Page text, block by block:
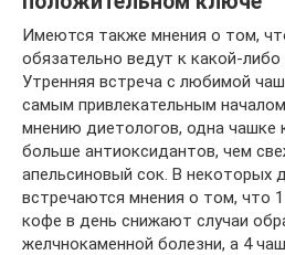
Имеются также мнения о том,
обязательно ведут к какой-либо
Утренняя встреча с любимой
самым привлекательным
мнению диетологов, одна чашке
больше антиоксидантов, чем
апельсиновый сок. В некоторых
встречаются мнения о том, что
кофе в день снижают случаи
желчнокаменной болезни, а 4